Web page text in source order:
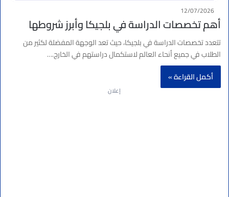
12/07/2026
أهم تخصصات الدراسة في بلجيكا وأبرز شروطها
تتعدد تخصصات الدراسة في بلجيكا، حيث تعد الوجهة المفضلة لكثير من
الطلاب في جميع أنحاء العالم لاستكمال دراستهم في الخارج.…
أكمل القراءة »
إعلان